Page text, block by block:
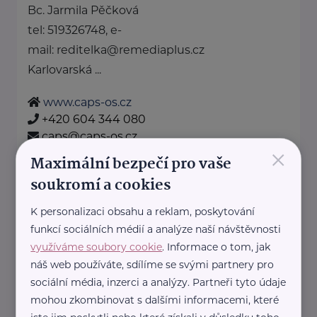
Bc. Jarmila Pěčková
tel: 519326748, e-
mail: reditelka@remediaplus.cz
Karlovarská ...
www.caps-os.cz
+420 604 344 080
caps@caps-os.cz
Diakonie ČCE - středisko v Ostravě
Syllabova 1278/19 Ostrava
http://www.diakonie.cz
+420 739 068 303
zednikova@diakonieostrava.cz
×
Maximální bezpečí pro vaše
soukromí a cookies
K personalizaci obsahu a reklam, poskytování
funkcí sociálních médií a analýze naší návštěvnosti
využíváme soubory cookie. Informace o tom, jak
náš web používáte, sdílíme se svými partnery pro
sociální média, inzerci a analýzy. Partneři tyto údaje
mohou zkombinovat s dalšími informacemi, které